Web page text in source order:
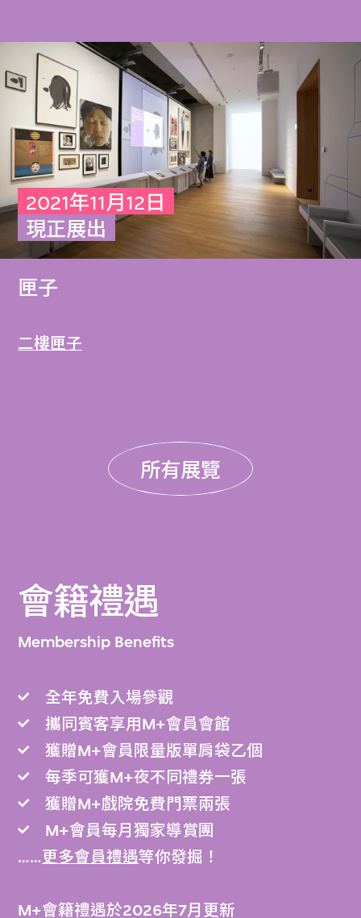
2021年11月12日
現正展出
匣子
二樓匣子
所有展覽
會籍禮遇
Membership Benefits
全年免費入場參觀
攜同賓客享用M+會員會館
獲贈M+會員限量版單肩袋乙個
每季可獲M+夜不同禮券一張
獲贈M+戲院免費門票兩張
M+會員每月獨家導賞團
……更多會員禮遇等你發掘！
M+會籍禮遇於2026年7月更新